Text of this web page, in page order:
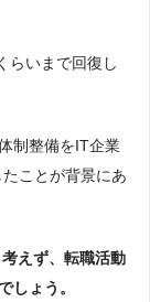
らいまで回復し
制整備をIT企業
ことが背景にあ
えず、転職活動
しょう。